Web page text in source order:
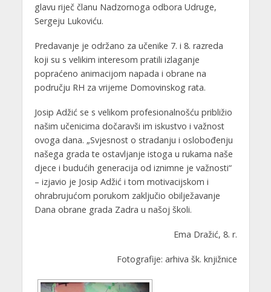
glavu riječ članu Nadzornoga odbora Udruge,
Sergeju Lukoviću.
Predavanje je održano za učenike 7. i 8. razreda
koji su s velikim interesom pratili izlaganje
popraćeno animacijom napada i obrane na
području RH za vrijeme Domovinskog rata.
Josip Adžić se s velikom profesionalnošću približio
našim učenicima dočaravši im iskustvo i važnost
ovoga dana. „Svjesnost o stradanju i oslobođenju
našega grada te ostavljanje istoga u rukama naše
djece i budućih generacija od iznimne je važnosti“
– izjavio je Josip Adžić i tom motivacijskom i
ohrabrujućom porukom zaključio obilježavanje
Dana obrane grada Zadra u našoj školi.
Ema Dražić, 8. r.
Fotografije: arhiva šk. knjižnice